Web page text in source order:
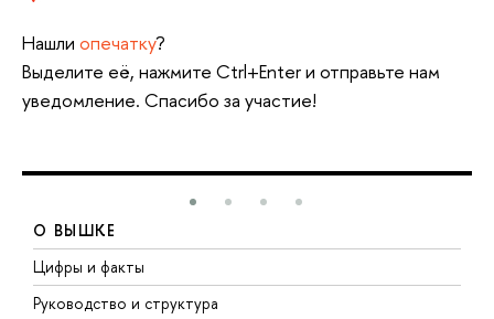
Нашли опечатку?
Выделите её, нажмите Ctrl+Enter и отправьте нам
уведомление. Спасибо за участие!
О ВЫШКЕ
Цифры и факты
Руководство и структура